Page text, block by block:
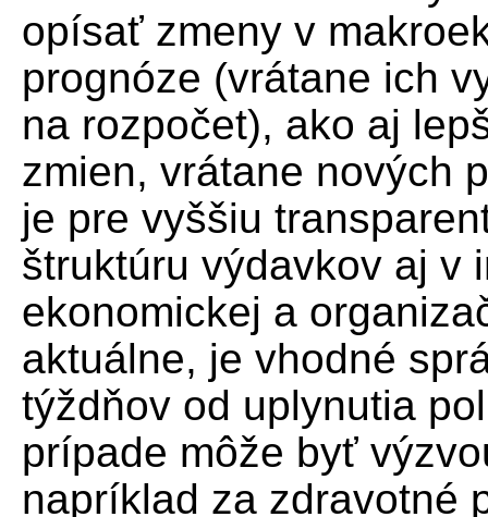
opísať zmeny v
prognóze (vrátane ich
na rozpočet), ako aj
zmien, vrátane nových
je pre vyššiu
štruktúru výdavkov aj v
ekonomickej a
aktuálne, je vhodné
týždňov od uplynutia
prípade môže byť
napríklad za zdravotné